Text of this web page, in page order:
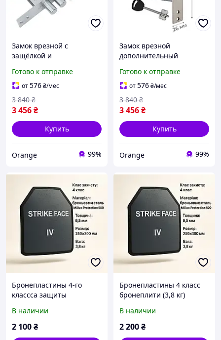
Замок врезной с
защёлкой и
металлических дверей и
гаражей ОРИГИНАЛ 50.11
(77 мм 4 ключа )
Готово к отправке
от576₴/мес
3 456₴
3 840 ₴
Купить
Orange 99%
Замок врезной
дополнительный
деревянных и
металлических дверей
ОРИГИНАЛ GURDIAN
50.01 4 ключа
Готово к отправке
от576₴/мес
3 456₴
3 840 ₴
Купить
Orange 99%
Бронепластины 4-го
классса защиты
бронеплиты 4-го класса
защиты пластины 4 класс
В наличии
2 100₴
Бронепластины 4 класс
бронеплити (3,8 кг)
защиты бронепластины 4
класс
В наличии
2 200₴